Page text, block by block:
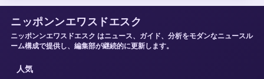
ニッポンンエワスドエスク
ニッポンンエワスドエスク はニュース、ガイド、分析をモダンなニュースル
ーム構成で提供し、編集部が継続的に更新します。
人気